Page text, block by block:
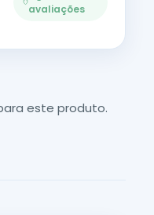
avaliações
este produto.